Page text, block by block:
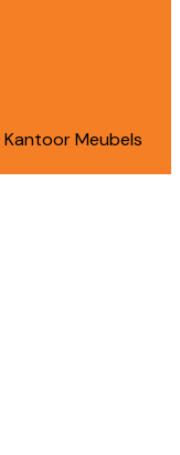
KantoorMeubels